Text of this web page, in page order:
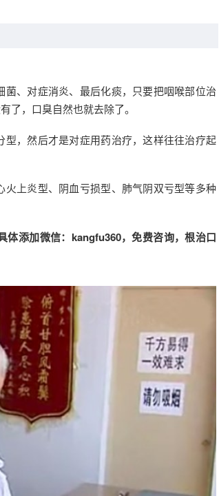
、对症消炎、最后化痰，只要把咽喉部位治
了，口臭自然也就去除了。
，然后才是对症用药治疗，这样往往治疗起
上炎型、阴血亏损型、肺气阴双亏型等多种
体添加微信：kangfu360，免费咨询，根治口